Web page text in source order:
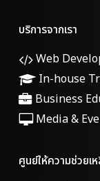
บริการจากเรา
Web
In-house
Business
Media &
ศูนย์ให้ความช่วยเ